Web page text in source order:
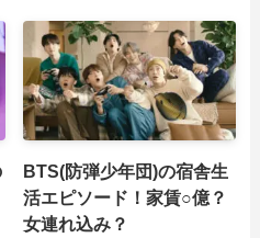
BTS(防弾少年団)の宿舎生
活エピソード！家賃○億？
女連れ込み？